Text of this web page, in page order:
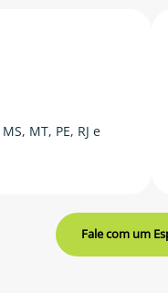
MT, PE, RJ e
Fale com um